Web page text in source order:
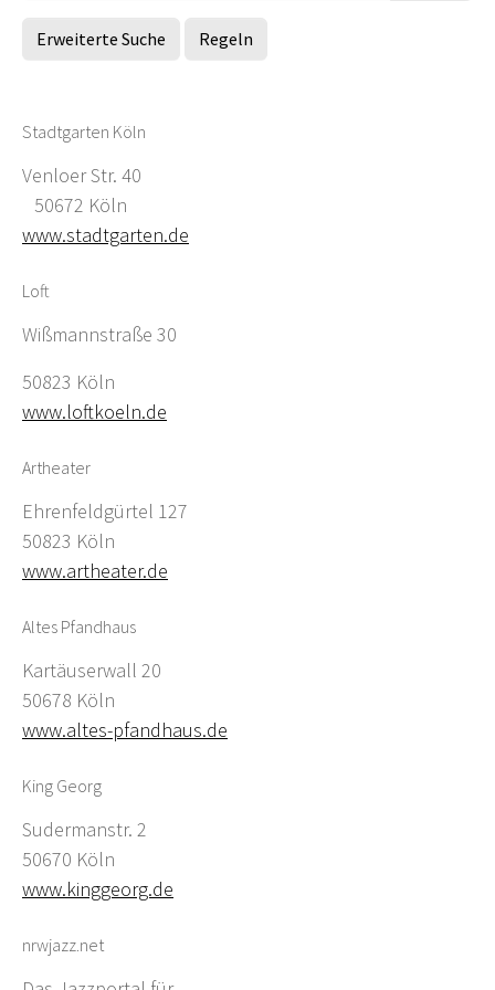
Erweiterte Suche Regeln
Stadtgarten Köln
Venloer Str. 40
50672 Köln
www.stadtgarten.de
Loft
Wißmannstraße 30
50823 Köln
www.loftkoeln.de
Artheater
Ehrenfeldgürtel 127
50823 Köln
www.artheater.de
Altes Pfandhaus
Kartäuserwall 20
50678 Köln
www.altes-pfandhaus.de
King Georg
Sudermanstr. 2
50670 Köln
www.kinggeorg.de
nrwjazz.net